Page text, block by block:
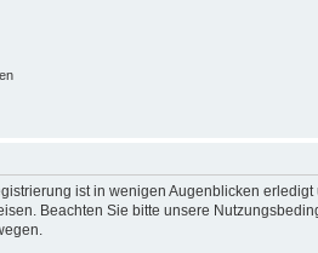
ist in wenigen Augenblicken
Beachten Sie bitte unsere